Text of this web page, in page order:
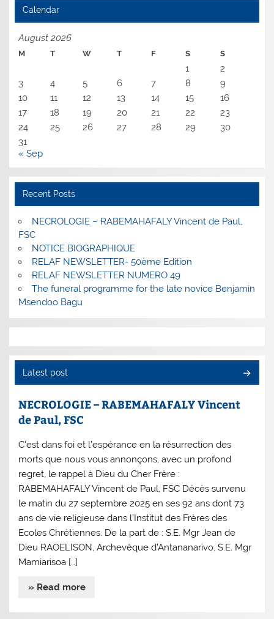
Calendar
August 2026
M T W T F S S
1
2
3
4 5 6 7 8
9
10
11 12 13 14 15
16
17
18 19 20 21 22
23
24
25 26 27 28 29
30
31
« Sep
Recent Posts
NECROLOGIE – RABEMAHAFALY Vincent de Paul,
FSC
NOTICE BIOGRAPHIQUE
RELAF NEWSLETTER- 50ème Edition
RELAF NEWSLETTER NUMERO 49
The funeral programme for the late novice Benjamin
Msendoo Bagu
Latest post
NECROLOGIE – RABEMAHAFALY Vincent
de Paul, FSC
C’est dans foi et l’espérance en la résurrection des
morts que nous vous annonçons, avec un profond
regret, le rappel à Dieu du Cher Frère :
RABEMAHAFALY Vincent de Paul, FSC Décès survenu
le matin du 27 septembre 2025 en ses 92 ans dont 73
ans de vie religieuse dans l’Institut des Frères des
Ecoles Chrétiennes. De la part de : S.E. Mgr Jean de
Dieu RAOELISON, Archevêque d’Antananarivo, S.E. Mgr
Mamiarisoa […]
» Read more